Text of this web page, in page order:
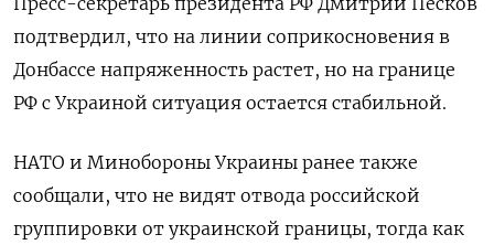
подтвердил, что на линии соприкосновения в
Донбассе напряженность растет, но на границе
РФ с Украиной ситуация остается стабильной.
НАТО и Минобороны Украины ранее также
сообщали, что не видят отвода российской
группировки от украинской границы, тогда как